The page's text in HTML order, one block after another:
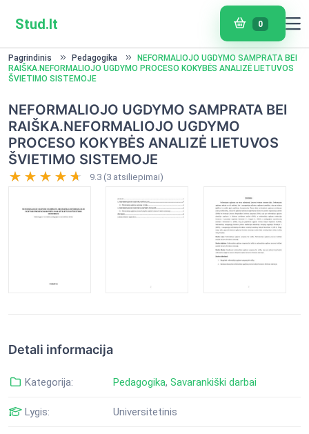
Stud.lt 0
Pagrindinis Pedagogika
NEFORMALIOJO UGDYMO SAMPRATA BEI
RAIŠKA.NEFORMALIOJO UGDYMO PROCESO KOKYBĖS ANALIZĖ LIETUVOS
ŠVIETIMO SISTEMOJE
NEFORMALIOJO UGDYMO SAMPRATA BEI
RAIŠKA.NEFORMALIOJO UGDYMO
PROCESO KOKYBĖS ANALIZĖ LIETUVOS
ŠVIETIMO SISTEMOJE
9.3 (3 atsiliepimai)
Detali informacija
Kategorija: Pedagogika, Savarankiški darbai
Lygis: Universitetinis